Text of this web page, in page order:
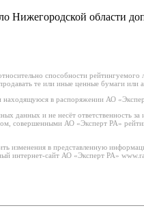
Нижегородской области
способности рейтингуемого
те или иные ценные бумаги
в распоряжении АО
данных и не несёт ответственность
совершенными АО «Эксперт РА»
изменения в представленную
интернет-сайт АО «Эксперт РА»